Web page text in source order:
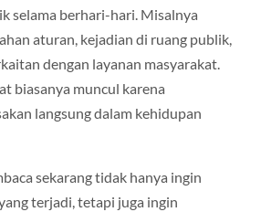
selama berhari-hari. Misalnya
aturan, kejadian di ruang publik,
dengan layanan masyarakat.
biasanya muncul karena
langsung dalam kehidupan
sekarang tidak hanya ingin
terjadi, tetapi juga ingin